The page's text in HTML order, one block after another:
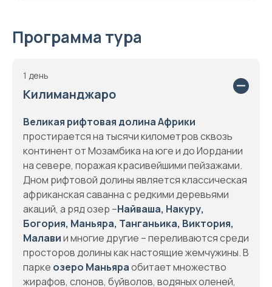
Программа тура
1 день
Килиманджаро
Великая рифтовая долина Африки
простирается на тысячи километров сквозь
континент от Мозамбика на юге и до Иордании
на севере, поражая красивейшими пейзажами.
Дном рифтовой долины является классическая
африканская саванна с редкими деревьями
акаций, а ряд озер –Найваша, Накуру,
Богория, Маньяра, Танганьика, Виктория,
Малавии многие другие – переливаются среди
просторов долины как настоящие жемчужины. В
парке озеро Маньяраобитает множество
жирафов, слонов, буйволов, водяных оленей,